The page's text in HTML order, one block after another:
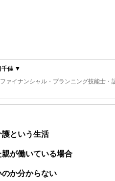
千佳 ▼
ァイナンシャル・プランニング技能士・
という生活
が働いている場合
か分からない